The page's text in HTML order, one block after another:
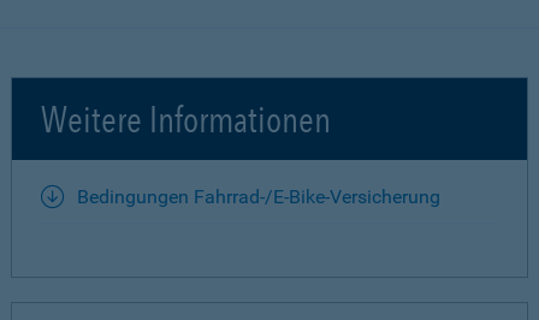
Weitere Informationen
Bedingungen Fahrrad-/E-Bike-Versicherung